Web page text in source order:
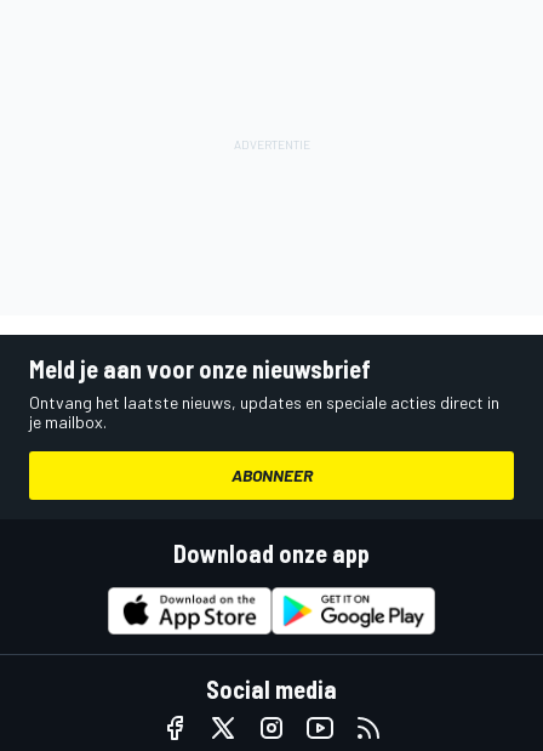
Meld je aan voor onze nieuwsbrief
Ontvang het laatste nieuws, updates en speciale acties direct in
je mailbox.
ABONNEER
Download onze app
Social media